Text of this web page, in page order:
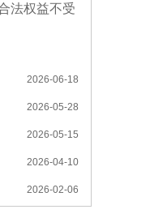
法权益不受
2026-06-18
2026-05-28
2026-05-15
2026-04-10
2026-02-06